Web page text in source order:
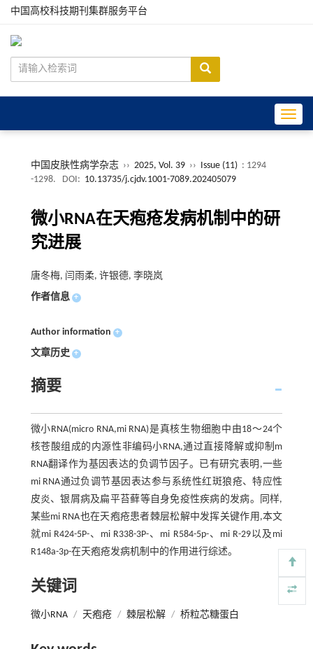
中国高校科技期刊集群服务平台
中国皮肤性病学杂志 ›› 2025, Vol. 39 ›› Issue (11) : 1294
-1298.
DOI: 10.13735/j.cjdv.1001-7089.202405079
微小RNA在天疱疮发病机制中的研
究进展
唐冬梅, 闫雨柔, 许银德, 李晓岚
作者信息 +
Author information +
文章历史 +
摘要
微小RNA(micro RNA,mi RNA)是真核生物细胞中由18～24个
核苍酸组成的内源性非编码小RNA,通过直接降解或抑制m
RNA翻译作为基因表达的负调节因子。已有研究表明,一些
mi RNA通过负调节基因表达参与系统性红斑狼疮、特应性
皮炎、银屑病及扁平苔藓等自身免疫性疾病的发病。同样,
某些mi RNA也在天疱疮患者棘层松解中发挥关键作用,本文
就mi R424-5P-、mi R338-3P-、mi R584-5p-、mi R-29以及mi
R148a-3p-在天疱疮发病机制中的作用进行综述。
关键词
微小RNA / 天疱疮 / 棘层松解 / 桥粒芯糖蛋白